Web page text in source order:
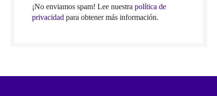
¡No enviamos spam! Lee nuestra política de
privacidad para obtener más información.